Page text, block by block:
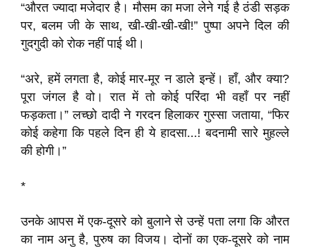
“औरत ज्यादा मजेदार है। मौसम का मजा लेने गई है ठंडी सड़क
पर, बलम जी के साथ, खी-खी-खी-खी!” पुष्पा अपने दिल की
गुदगुदी को रोक नहीं पाई थी।
“अरे, हमें लगता है, कोई मार-मूर न डाले इन्हें। हाँ, और क्या?
पूरा जंगल है वो। रात में तो कोई परिंदा भी वहाँ पर नहीं
फड़कता।” लच्छो दादी ने गरदन हिलाकर गुस्सा जताया, “फिर
कोई कहेगा कि पहले दिन ही ये हादसा...! बदनामी सारे मुहल्ले
की होगी।”
*
उनके आपस में एक-दूसरे को बुलाने से उन्हें पता लगा कि औरत
का नाम अनु है, पुरुष का विजय। दोनों का एक-दूसरे को नाम